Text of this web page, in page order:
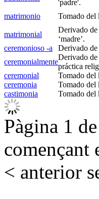
'padre'.
matrimonio
Tomado del
matrimonial
Derivado de
‘madre’.
ceremonioso -a
Derivado de
ceremonialmente
Derivado de
práctica
ceremonial
Tomado del
ceremonia
Tomado del
castimonia
Tomado del
Pàgina 1
començant
< anterior